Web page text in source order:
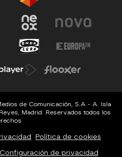
de Comunicación, S.A - A. Isla
Madrid. Reservados todos los
Política de cookies
Configuración de privacidad